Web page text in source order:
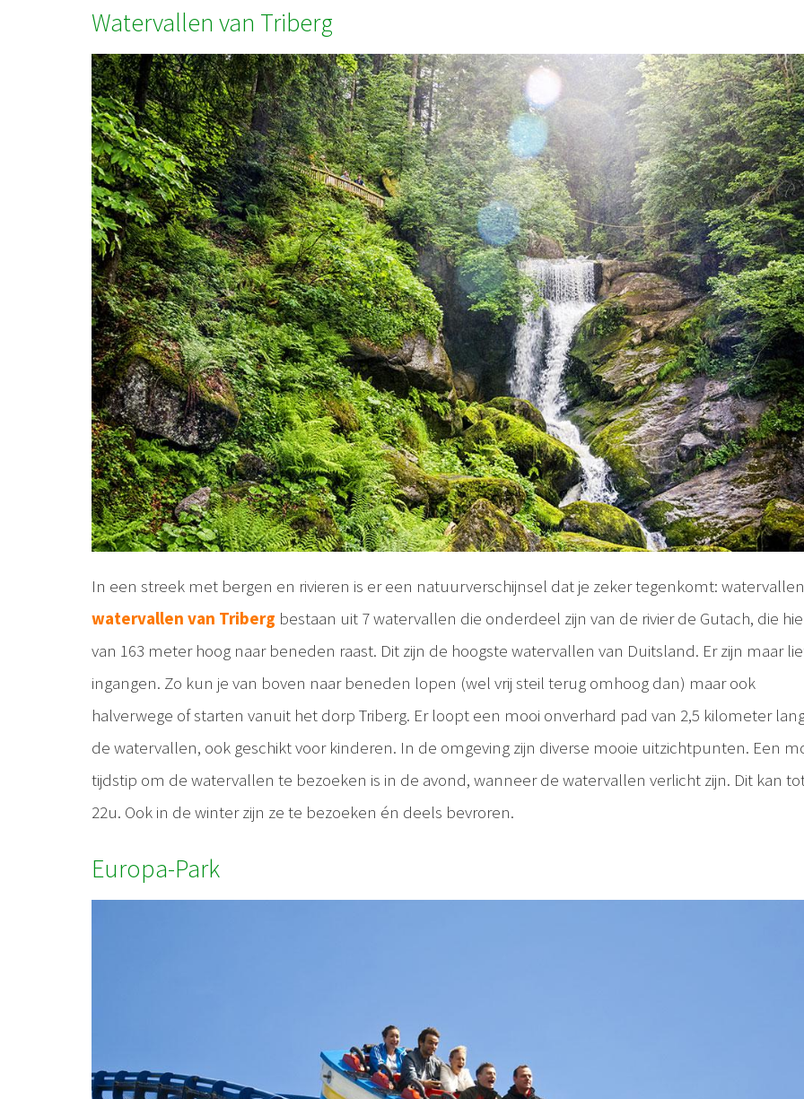
Watervallen van Triberg
In een streek met bergen en rivieren is er een natuurverschijnsel dat je zeker tegenkomt:
watervallen van Triberg bestaan uit 7 watervallen die onderdeel zijn van de rivier de Gutach, die
van 163 meter hoog naar beneden raast. Dit zijn de hoogste watervallen van Duitsland. Er zijn maar
ingangen. Zo kun je van boven naar beneden lopen (wel vrij steil terug omhoog dan) maar ook
halverwege of starten vanuit het dorp Triberg. Er loopt een mooi onverhard pad van 2,5 kilometer
de watervallen, ook geschikt voor kinderen. In de omgeving zijn diverse mooie uitzichtpunten. Een
tijdstip om de watervallen te bezoeken is in de avond, wanneer de watervallen verlicht zijn. Dit kan
22u. Ook in de winter zijn ze te bezoeken én deels bevroren.
Europa-Park